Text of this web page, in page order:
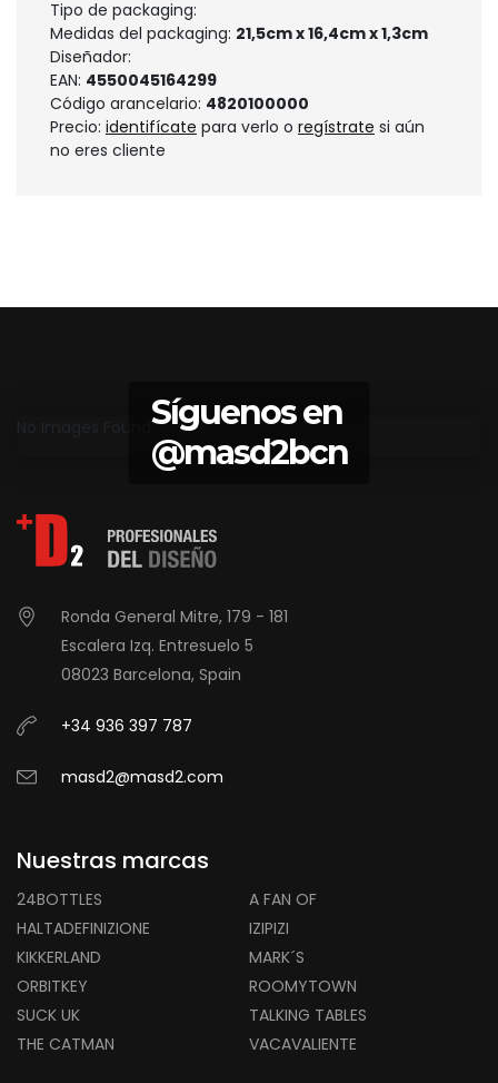
Tipo de packaging:
Medidas del packaging: 21,5cm x 16,4cm x 1,3cm
Diseñador:
EAN: 4550045164299
Código arancelario: 4820100000
Precio: identifícate para verlo o regístrate si aún
no eres cliente
Síguenos en
@masd2bcn
Ronda General Mitre, 179 - 181
Escalera Izq. Entresuelo 5
08023 Barcelona, Spain
+34 936 397 787
masd2@masd2.com
Nuestras marcas
24BOTTLES
A FAN OF
HALTADEFINIZIONE
IZIPIZI
KIKKERLAND
MARK´S
ORBITKEY
ROOMYTOWN
SUCK UK
TALKING TABLES
THE CATMAN
VACAVALIENTE